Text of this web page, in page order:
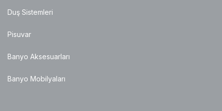
Duş Sistemleri
Pisuvar
Banyo Aksesuarları
Banyo Mobilyaları